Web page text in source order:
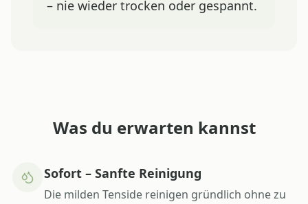
– nie wieder trocken oder gespannt.
Was du erwarten kannst
Sofort – Sanfte Reinigung
Die milden Tenside reinigen gründlich ohne zu